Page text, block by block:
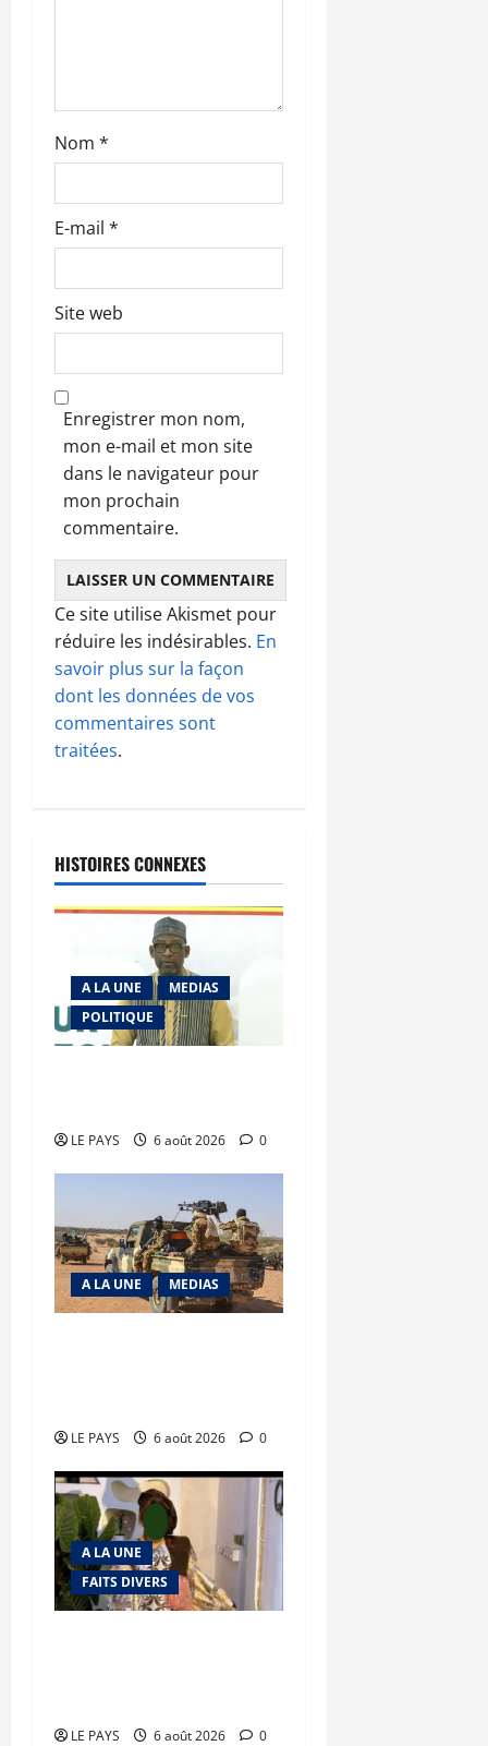
Nom *
E-mail *
Site web
Enregistrer mon nom,
mon e-mail et mon site
dans le navigateur pour
mon prochain
commentaire.
Ce site utilise Akismet pour
réduire les indésirables. En
savoir plus sur la façon
dont les données de vos
commentaires sont
traitées.
HISTOIRES CONNEXES
A LA UNE
MEDIAS
POLITIQUE
LE PAYS 6 août 2026 0
A LA UNE MEDIAS
LE PAYS 6 août 2026 0
A LA UNE
FAITS DIVERS
LE PAYS 6 août 2026 0